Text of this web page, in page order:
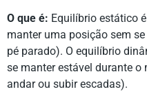
O que é: Equilíbrio estático
manter uma posição sem
pé parado). O equilíbrio
se manter estável durante
andar ou subir escadas).